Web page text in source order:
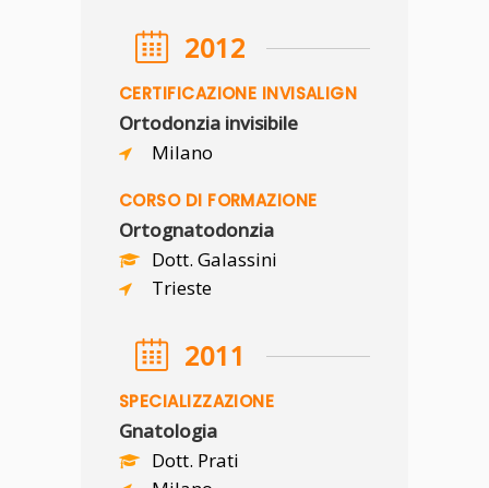
2012
CERTIFICAZIONE INVISALIGN
Ortodonzia invisibile
Milano
CORSO DI FORMAZIONE
Ortognatodonzia
Dott. Galassini
Trieste
2011
SPECIALIZZAZIONE
Gnatologia
Dott. Prati